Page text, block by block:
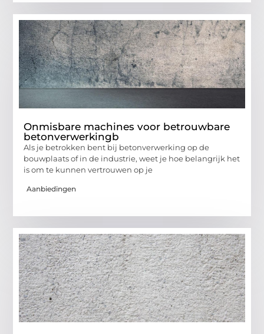
Onmisbare machines voor betrouwbare
betonverwerkingb
Als je betrokken bent bij betonverwerking op de
bouwplaats of in de industrie, weet je hoe belangrijk het
is om te kunnen vertrouwen op je
Aanbiedingen